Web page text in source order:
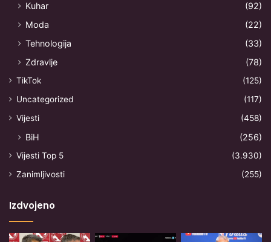
Kuhar
(92)
Moda
(22)
Tehnologija
(33)
Zdravlje
(78)
TikTok
(125)
Uncategorized
(117)
Vijesti
(458)
BiH (256)
Vijesti Top 5
(3.930)
Zanimljivosti
(255)
Izdvojeno